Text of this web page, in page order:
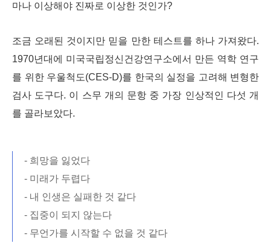
마나 이상해야 진짜로 이상한 것인가?
조금 오래된 것이지만 믿을 만한 테스트를 하나 가져왔다.
1970년대에 미국국립정신건강연구소에서 만든 역학 연구
를 위한 우울척도(CES-D)를 한국의 실정을 고려해 변형한
검사 도구다. 이 스무 개의 문항 중 가장 인상적인 다섯 개
를 골라보았다.
- 희망을 잃었다
- 미래가 두렵다
- 내 인생은 실패한 것 같다
- 집중이 되지 않는다
- 무언가를 시작할 수 없을 것 같다